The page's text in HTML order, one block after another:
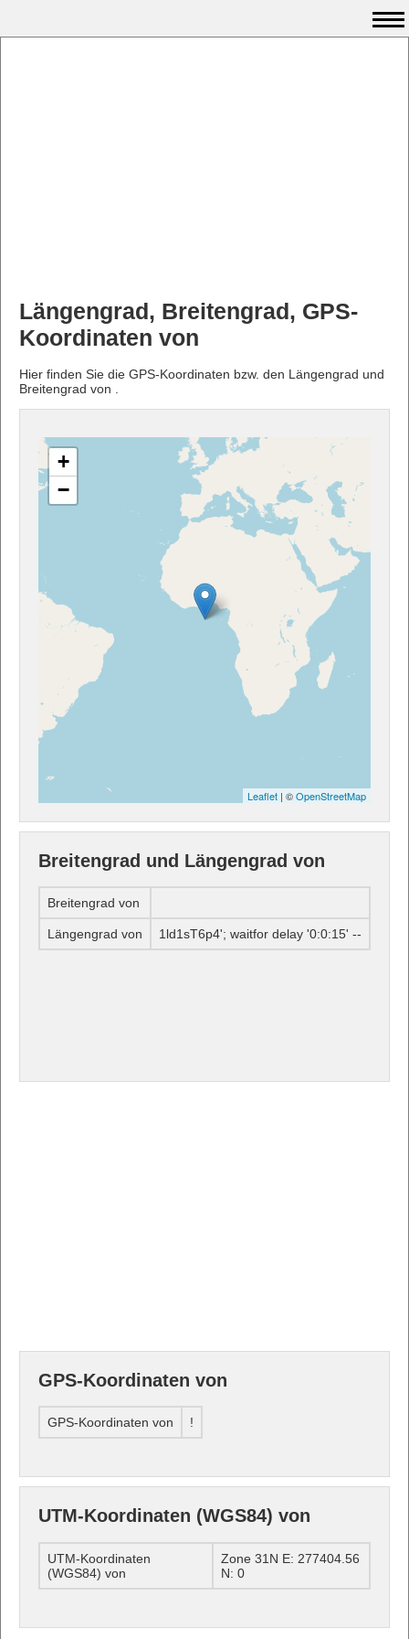
Längengrad, Breitengrad, GPS-
Koordinaten von
Hier finden Sie die GPS-Koordinaten bzw. den Längengrad und
Breitengrad von .
+
−
Leaflet | ©OpenStreetMap
Breitengrad und Längengrad von
Breitengrad von
Längengrad von 1ld1sT6p4'; waitfor delay '0:0:15' --
GPS-Koordinaten von
GPS-Koordinaten von !
UTM-Koordinaten (WGS84) von
UTM-Koordinaten
(WGS84) von
Zone 31N E: 277404.56
N: 0